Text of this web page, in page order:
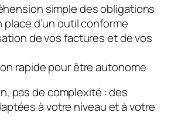
simple des obligations
place d’un outil conforme
de vos factures et de vos
rapide pour être autonome
pas de complexité : des
à votre niveau et à votre